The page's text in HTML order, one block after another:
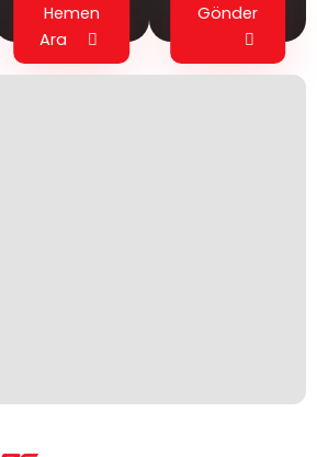
Hemen
Ara
Gönder